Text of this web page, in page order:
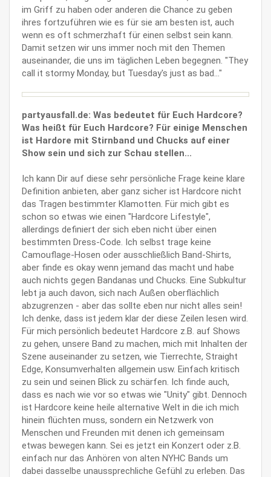
im Griff zu haben oder anderen die Chance zu geben
ihres fortzuführen wie es für sie am besten ist, auch
wenn es oft schmerzhaft für einen selbst sein kann.
Damit setzen wir uns immer noch mit den Themen
auseinander, die uns im täglichen Leben begegnen. "They
call it stormy Monday, but Tuesday's just as bad..."
partyausfall.de: Was bedeutet für Euch Hardcore?
Was heißt für Euch Hardcore? Für einige Menschen
ist Hardore mit Stirnband und Chucks auf einer
Show sein und sich zur Schau stellen...
Ich kann Dir auf diese sehr persönliche Frage keine klare
Definition anbieten, aber ganz sicher ist Hardcore nicht
das Tragen bestimmter Klamotten. Für mich gibt es
schon so etwas wie einen "Hardcore Lifestyle",
allerdings definiert der sich eben nicht über einen
bestimmten Dress-Code. Ich selbst trage keine
Camouflage-Hosen oder ausschließlich Band-Shirts,
aber finde es okay wenn jemand das macht und habe
auch nichts gegen Bandanas und Chucks. Eine Subkultur
lebt ja auch davon, sich nach Außen oberflächlich
abzugrenzen - aber das sollte eben nur nicht alles sein!
Ich denke, dass ist jedem klar der diese Zeilen lesen wird.
Für mich persönlich bedeutet Hardcore z.B. auf Shows
zu gehen, unsere Band zu machen, mich mit Inhalten der
Szene auseinander zu setzen, wie Tierrechte, Straight
Edge, Konsumverhalten allgemein usw. Einfach kritisch
zu sein und seinen Blick zu schärfen. Ich finde auch,
dass es nach wie vor so etwas wie "Unity" gibt. Dennoch
ist Hardcore keine heile alternative Welt in die ich mich
hinein flüchten muss, sondern ein Netzwerk von
Menschen und Freunden mit denen ich gemeinsam
etwas bewegen kann. Sei es jetzt ein Konzert oder z.B.
einfach nur das Anhören von alten NYHC Bands um
dabei dasselbe unaussprechliche Gefühl zu erleben. Das